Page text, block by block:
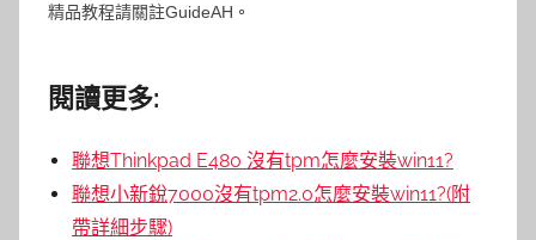
精品教程請關註GuideAH 。
閱讀更多:
聯想Thinkpad E480 沒有tpm怎麼安裝win11?
聯想小新銳7000沒有tpm2.0怎麼安裝win11?(附
帶詳細步驟)